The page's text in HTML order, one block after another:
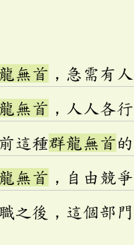
無首 ，急需有
無首 ，人人各
這種群龍無首
無首 ，自由競
之後，這個部